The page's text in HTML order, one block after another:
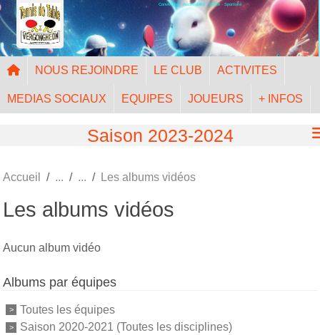
Convivialité - Accessibilité - Mixité - Sportivité
NOUS REJOINDRE LE CLUB ACTIVITES
MEDIAS SOCIAUX EQUIPES JOUEURS + INFOS
Saison 2023-2024
Accueil Les albums vidéos
Les albums vidéos
Aucun album vidéo
Albums par équipes
Toutes les équipes
Saison 2020-2021 (Toutes les disciplines)
Panneau de gestion des cookies